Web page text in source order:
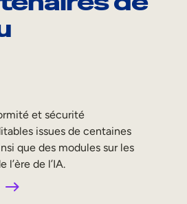
et sécurité
issues de centaines
que des modules sur les
de l’IA.